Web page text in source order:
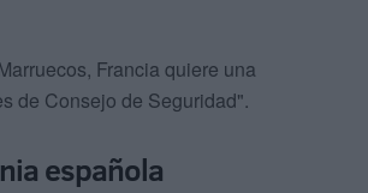
Francia quiere una
de Consejo de Seguridad".
española